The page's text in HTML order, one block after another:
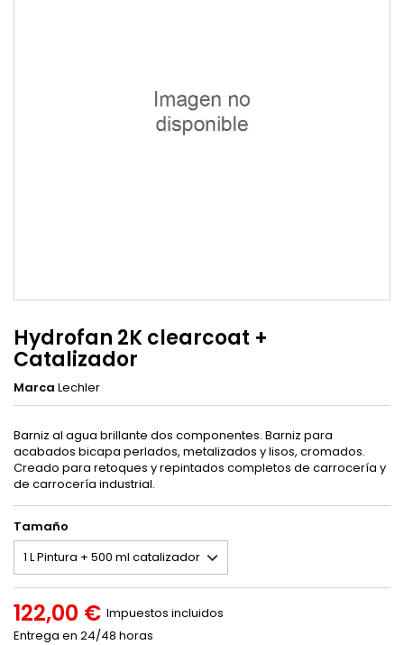
Hydrofan 2K clearcoat +
Catalizador
Marca Lechler
Barniz al agua brillante dos componentes. Barniz para
acabados bicapa perlados, metalizados y lisos, cromados.
Creado para retoques y repintados completos de carrocería y
de carrocería industrial.
Tamaño
122,00 € Impuestos incluidos
Entrega en 24/48 horas